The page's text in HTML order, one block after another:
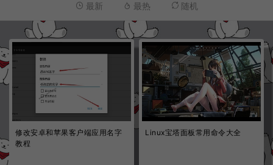
最新 最热 随机
修改安卓和苹果客户端应用名字
教程
Linux宝塔面板常用命令大全